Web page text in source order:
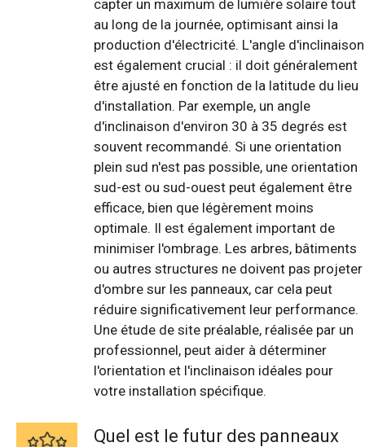
capter un maximum de lumière solaire tout
au long de la journée, optimisant ainsi la
production d'électricité. L'angle d'inclinaison
est également crucial : il doit généralement
être ajusté en fonction de la latitude du lieu
d'installation. Par exemple, un angle
d'inclinaison d'environ 30 à 35 degrés est
souvent recommandé. Si une orientation
plein sud n'est pas possible, une orientation
sud-est ou sud-ouest peut également être
efficace, bien que légèrement moins
optimale. Il est également important de
minimiser l'ombrage. Les arbres, bâtiments
ou autres structures ne doivent pas projeter
d'ombre sur les panneaux, car cela peut
réduire significativement leur performance.
Une étude de site préalable, réalisée par un
professionnel, peut aider à déterminer
l'orientation et l'inclinaison idéales pour
votre installation spécifique.
Quel est le futur des panneaux